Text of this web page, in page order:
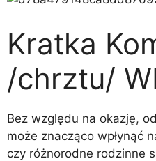
Kratka
/chrztu/
Bez względu na okazję,
może znacząco wpłynąć
czy różnorodne rodzinne